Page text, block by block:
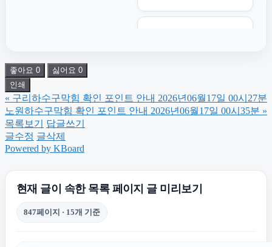
동작하수구막힘
울산이혼전문변호사
좋아요 0 싫어요 0
인쇄
« 구리하수구막힘 확인 포인트 안내 2026년06월17일 00시27분
노원하수구막힘 확인 포인트 안내 2026년06월17일 00시35분 »
목록보기
답글쓰기
글수정 글삭제
Powered by KBoard
현재 글이 속한 목록 페이지 글 미리보기
847페이지 · 15개 기준